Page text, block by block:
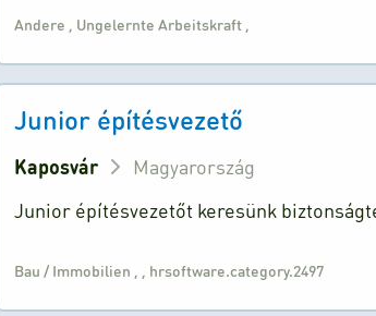
Andere Ungelernte Arbeitskraft
Junior építésvezető
Kaposvár
Magyarország
Junior építésvezetőt keresünk
Bau / Immobilien hrsoftware.category.2497